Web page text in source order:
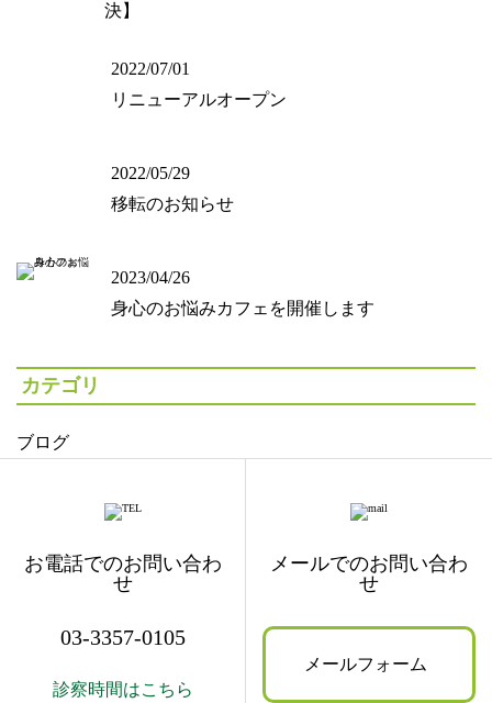
決】
2022/07/01
リニューアルオープン
2022/05/29
移転のお知らせ
2023/04/26
身心のお悩みカフェを開催します
カテゴリ
ブログ
お電話でのお問い合わ
せ
03-3357-0105
診察時間はこちら
メールでのお問い合わ
せ
メールフォーム